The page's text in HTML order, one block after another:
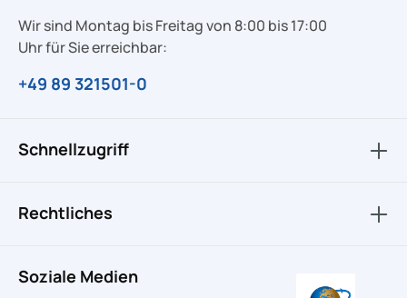
Wir sind Montag bis Freitag von 8:00 bis 17:00
Uhr für Sie erreichbar:
+49 89 321501-0
Soziale Medien
Schnellzugriff
Rechtliches